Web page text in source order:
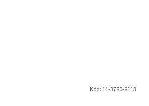
Kód: 11-3780-8113